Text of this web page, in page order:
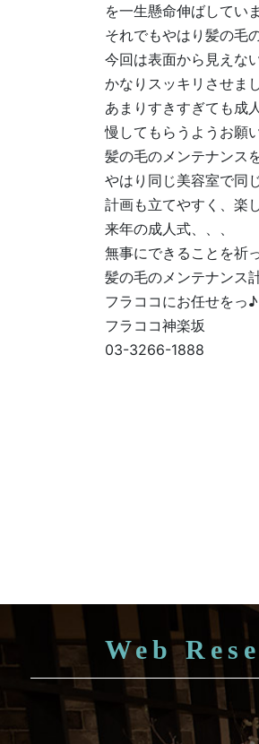
を一生懸命伸ばしてい
それでもやはり髪の毛
今回は表面から見えな
かなりスッキリさせま
あまりすきすぎても成
慢してもらうようお願
髪の毛のメンテナンス
やはり同じ美容室で同
計画も立てやすく、楽
来年の成人式、、、
無事にできることを祈
髪の毛のメンテナンス
フラココにお任せをっ♪
フラココ神楽坂
03-3266-1888
Web